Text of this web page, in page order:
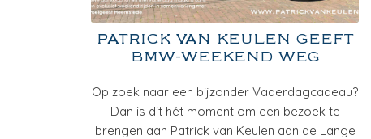
PATRICK VAN KEULEN GEEFT
BMW-WEEKEND WEG
Op zoek naar een bijzonder Vaderdagcadeau?
Dan is dit hét moment om een bezoek te
brengen aan Patrick van Keulen aan de Lange